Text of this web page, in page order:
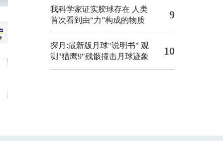
我科学家证实胶球存在 人类
首次看到由“力”构成的物质
9
探月:最新版月球"说明书" 观
测"猎鹰9"残骸撞击月球迹象
10